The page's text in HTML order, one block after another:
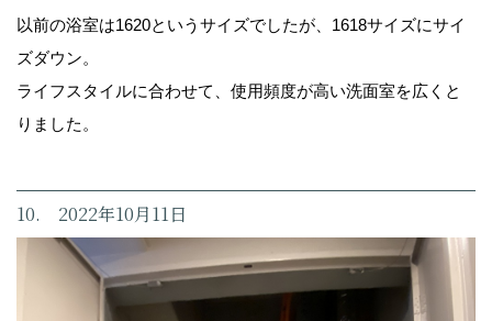
以前の浴室は1620というサイズでしたが、1618サイズにサイ
ズダウン。
ライフスタイルに合わせて、使用頻度が高い洗面室を広くと
りました。
10. 2022年10月11日